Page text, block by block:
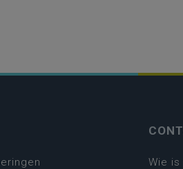
Wie is